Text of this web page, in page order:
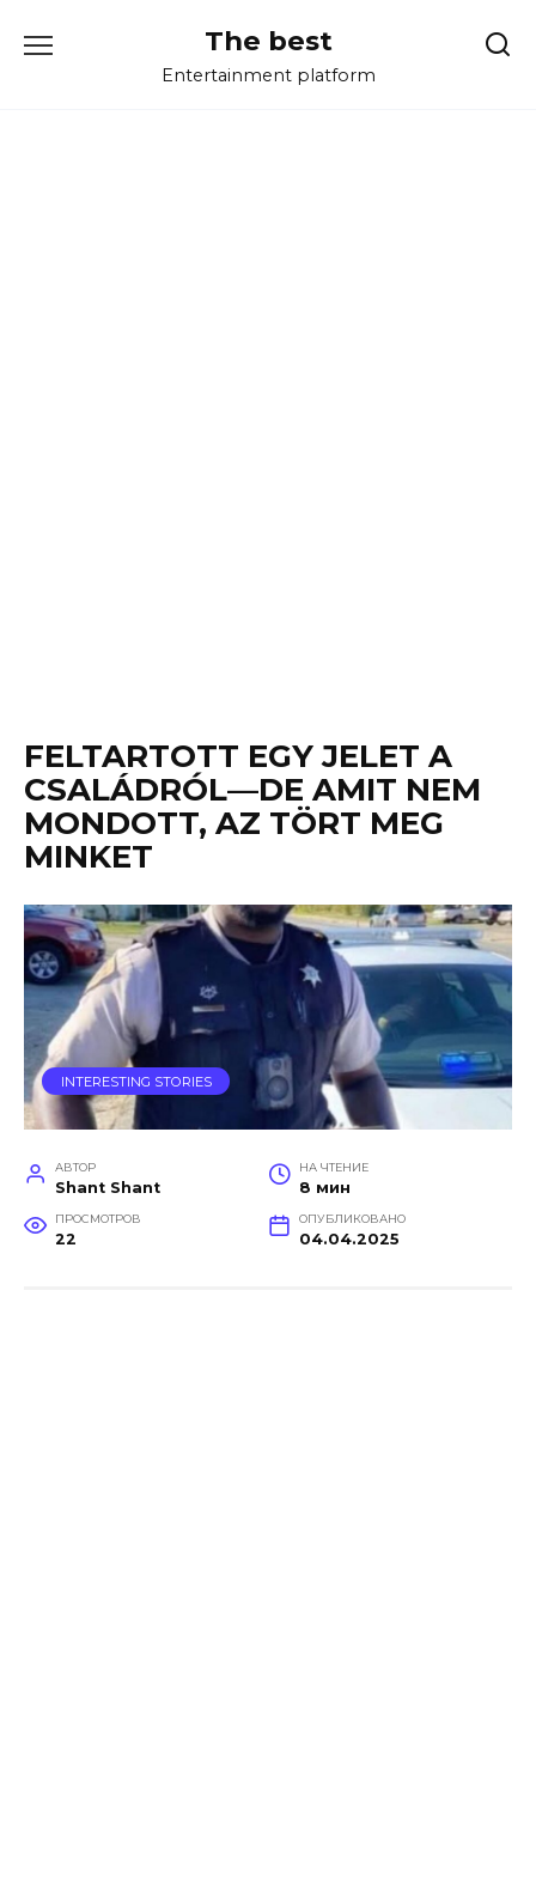
The best
Entertainment platform
FELTARTOTT EGY JELET A
CSALÁDRÓL—DE AMIT NEM
MONDOTT, AZ TÖRT MEG
MINKET
INTERESTING STORIES
АВТОР
Shant Shant
НА ЧТЕНИЕ
8 мин
ПРОСМОТРОВ
22
ОПУБЛИКОВАНО
04.04.2025